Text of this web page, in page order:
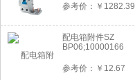
参考价：￥1282.39
配电箱附件SZ
BP06;10000166
参考价：￥12.67